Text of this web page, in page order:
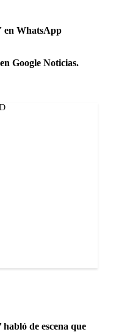
en WhatsApp
Google Noticias.
de escena que